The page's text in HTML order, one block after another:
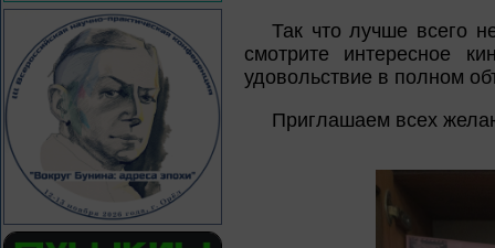
Так что лучше всего
смотрите интересное
удовольствие в полном
Приглашаем всех